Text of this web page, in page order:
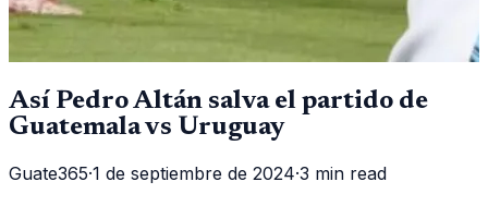
Así Pedro Altán salva el partido de
Guatemala vs Uruguay
Guate365·1 de septiembre de 2024·3 min read